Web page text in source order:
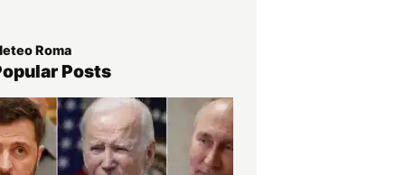
Roma
Posts